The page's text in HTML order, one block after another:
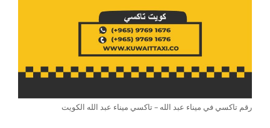
رقم تاكسي في ميناء عبد الله – تاكسي ميناء عبد الله الكويت